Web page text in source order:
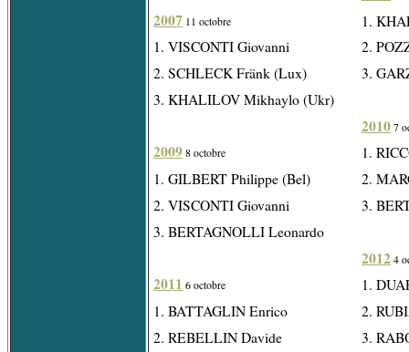
2007 11 octobre
1. VISCONTI Giovanni
2. SCHLECK Fränk (Lux)
3. KHALILOV Mikhaylo (Ukr)
2009 8 octobre
1. GILBERT Philippe (Bel)
2. VISCONTI Giovanni
3. BERTAGNOLLI Leonardo
2011 6 octobre
1. BATTAGLIN Enrico
2. REBELLIN Davide
1.
2.
3.
2010 7
1.
2.
3.
2012 4
1.
2.
3.